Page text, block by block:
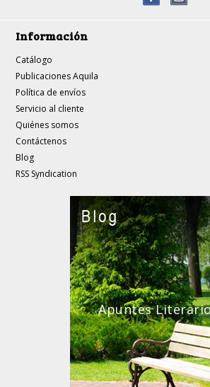
Información
Catálogo
Publicaciones Aquila
Política de envíos
Servicio al cliente
Quiénes somos
Contáctenos
Blog
RSS Syndication
Apuntes